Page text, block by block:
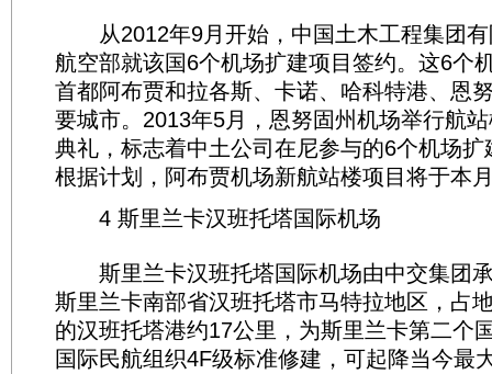
从2012年9月开始，中国土木工程集团有
航空部就该国6个机场扩建项目签约。这6个
首都阿布贾和拉各斯、卡诺、哈科特港、恩
要城市。2013年5月，恩努固州机场举行航
典礼，标志着中土公司在尼参与的6个机场
根据计划，阿布贾机场新航站楼项目将于本
4 斯里兰卡汉班托塔国际机场
斯里兰卡汉班托塔国际机场由中交集团
斯里兰卡南部省汉班托塔市马特拉地区，占
的汉班托塔港约17公里，为斯里兰卡第二个
国际民航组织4F级标准修建，可起降当今最